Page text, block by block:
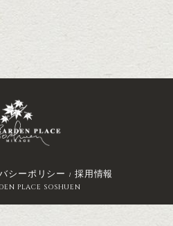
シーポリシー 採用情報
PLACE SOSHUEN